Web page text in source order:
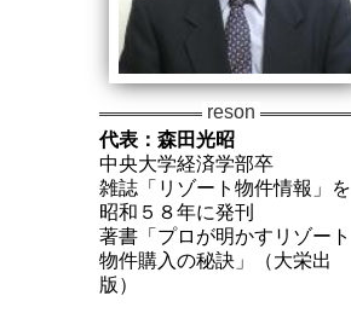
代表：森田光昭
中央大学経済学部卒
雑誌「リゾート物件情報」を
昭和５８年に発刊
著書「プロが明かすリゾート
物件購入の秘訣」（大栄出
版）